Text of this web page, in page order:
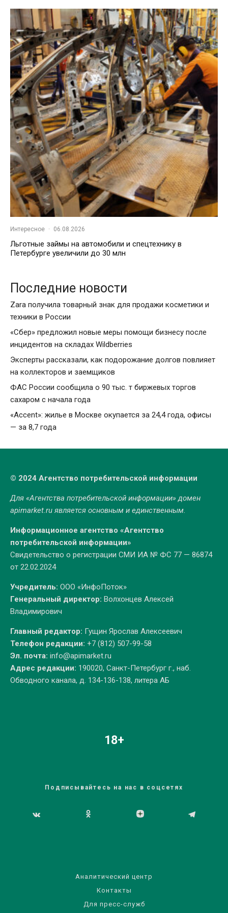
Интересное · 06.08.2026
Льготные займы на автомобили и спецтехнику в
Петербурге увеличили до 30 млн
Последние новости
Zara получила товарный знак для продажи косметики и
техники в России
«Сбер» предложил новые меры помощи бизнесу после
инцидентов на складах Wildberries
Эксперты рассказали, как подорожание долгов повлияет
на коллекторов и заемщиков
ФАС России сообщила о 90 тыс. т биржевых торгов
сахаром с начала года
«Accent»: жилье в Москве окупается за 24,4 года, офисы
— за 8,7 года
© 2024 Агентство потребительской информации
Для «Агентства потребительской информации» домен
apimarket.ruявляется основным и единственным.
Информационное агентство «Агентство
потребительской информации»
Свидетельство о регистрации СМИ ИА № ФС 77 — 86874
от 22.02.2024
Учредитель: ООО «ИнфоПоток»
Генеральный директор: Волхонцев Алексей
Владимирович
Главный редактор: Гущин Ярослав Алексеевич
Телефон редакции: +7 (812) 507-99-58
Эл. почта: info@apimarket.ru
Адрес редакции: 190020, Санкт-Петербург г., наб.
Обводного канала, д. 134-136-138, литера АБ
18+
Подписывайтесь на нас в соцсетях
Аналитический центр
Контакты
Для пресс-служб